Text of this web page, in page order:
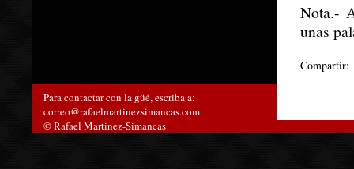
Nota.-
unas
Compartir:
Para contactar con la güé, escriba a:
correo@rafaelmartinezsimancas.com
© Rafael Martinez-Simancas